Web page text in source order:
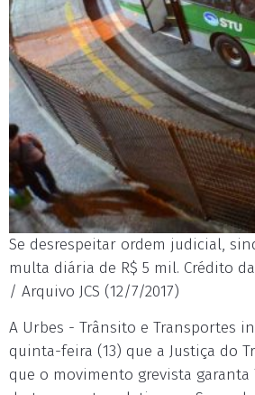
Se desrespeitar ordem judicial,
multa diária de R$ 5 mil. Crédito
/ Arquivo JCS (12/7/2017)
A Urbes - Trânsito e Transportes
quinta-feira (13) que a Justiça do
que o movimento grevista garanta